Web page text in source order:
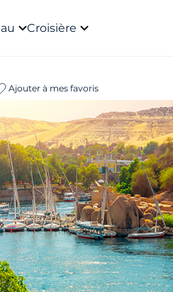
Croisière
Ajouter à mes favoris